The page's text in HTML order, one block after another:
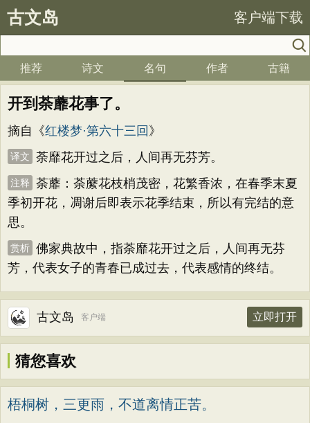
古文岛 客户端下载
推荐 诗文 名句 作者 古籍
开到荼蘼花事了。
摘自《红楼梦·第六十三回 》
译文 荼靡花开过之后，人间再无芬芳。
注释
荼蘼：荼䕷花枝梢茂密，花繁香浓，在春季末夏
季初开花，凋谢后即表示花季结束，所以有完结的意
思。
赏析 佛家典故中，指荼靡花开过之后，人间再无芬
芳，代表女子的青春已成过去，代表感情的终结。
古文岛 客户端 立即打开
猜您喜欢
梧桐树，三更雨，不道离情正苦。